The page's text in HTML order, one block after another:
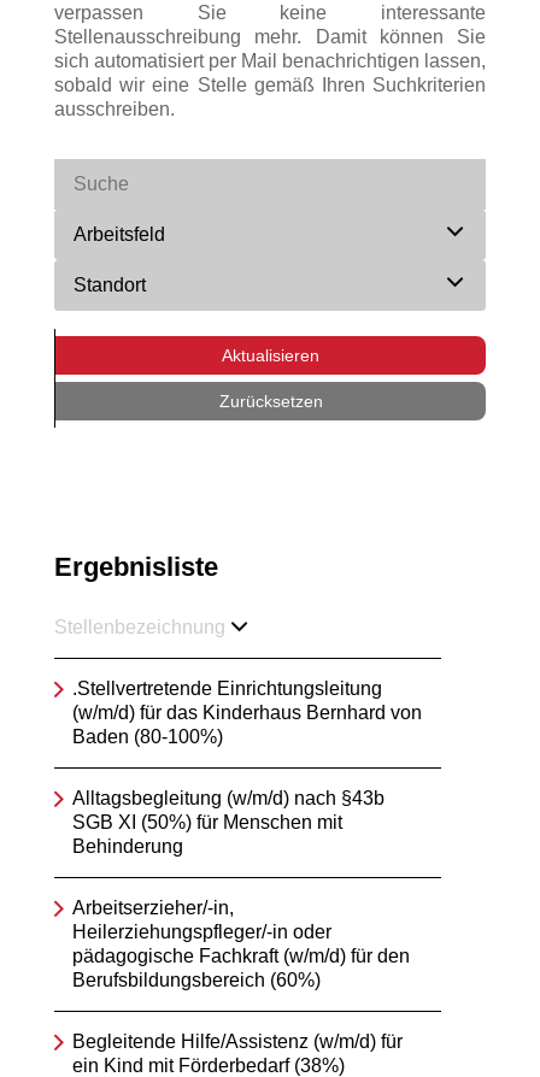
verpassen Sie keine interessante
Stellenausschreibung mehr. Damit können Sie
sich automatisiert per Mail benachrichtigen lassen,
sobald wir eine Stelle gemäß Ihren Suchkriterien
ausschreiben.
Arbeitsfeld
Standort
Aktualisieren
Zurücksetzen
Ergebnisliste
Stellenbezeichnung
.Stellvertretende Einrichtungsleitung
(w/m/d) für das Kinderhaus Bernhard von
Baden (80-100%)
Alltagsbegleitung (w/m/d) nach §43b
SGB XI (50%) für Menschen mit
Behinderung
Arbeitserzieher/-in,
Heilerziehungspfleger/-in oder
pädagogische Fachkraft (w/m/d) für den
Berufsbildungsbereich (60%)
Begleitende Hilfe/Assistenz (w/m/d) für
ein Kind mit Förderbedarf (38%)